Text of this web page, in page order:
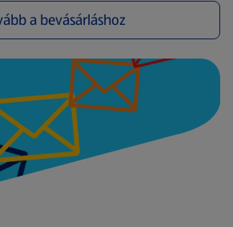
a bevásárláshoz
(új oldalon nyílik meg)